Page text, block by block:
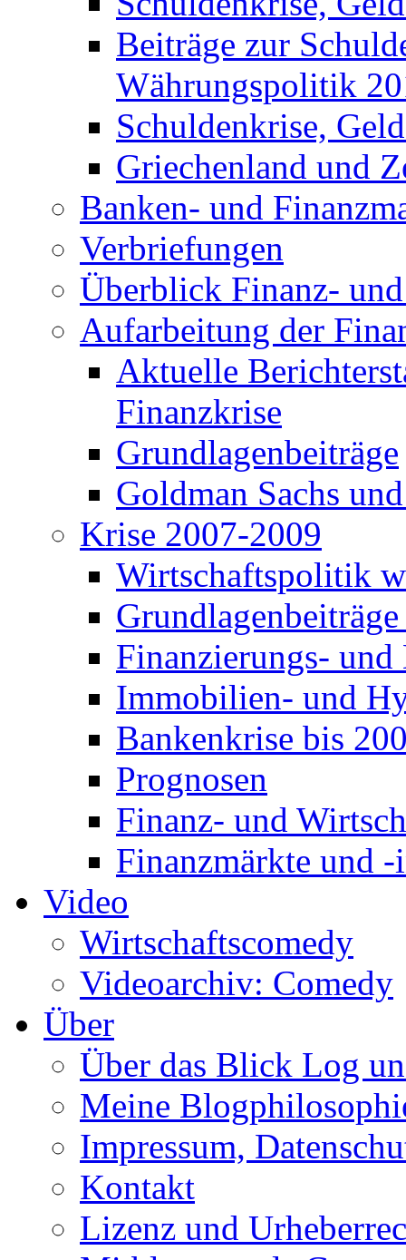
Beiträge zur
Währungspolitik
Schuldenkrise,
Griechenland und
Banken- und
Verbriefungen
Überblick Finanz-
Aufarbeitung der
Aktuelle
Finanzkrise
Grundlagenbeiträge
Goldman Sachs
Krise 2007-2009
Wirtschaftspolitik
Finanzierungs-
Immobilien- und
Bankenkrise bis
Prognosen
Finanz- und
Finanzmärkte und
Video
Wirtschaftscomedy
Videoarchiv: Comedy
Über
Über das Blick Log
Meine
Impressum,
Kontakt
Lizenz und